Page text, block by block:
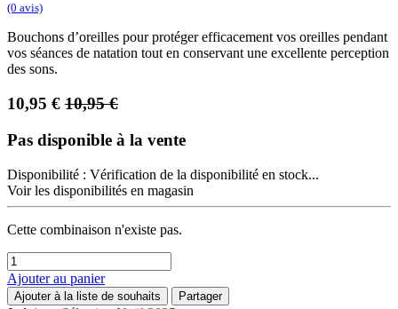
(0 avis)
Bouchons d’oreilles pour protéger efficacement vos oreilles pendant
vos séances de natation tout en conservant une excellente perception
des sons.
10,95 € 10,95€
Pas disponible à la vente
Disponibilité : Vérification de la disponibilité en stock...
Voir les disponibilités en magasin
Cette combinaison n'existe pas.
Ajouter au panier
Ajouter à la liste de souhaits Partager